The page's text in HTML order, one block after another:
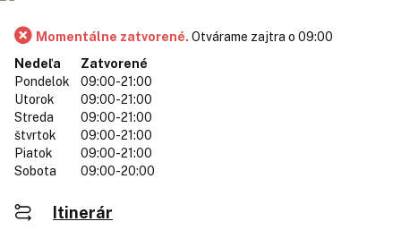
Momentálne zatvorené. Otvárame zajtra o 09:00
Nedeľa
Zatvorené
Pondelok
09:00-21:00
Utorok
09:00-21:00
Streda
09:00-21:00
štvrtok
09:00-21:00
Piatok
09:00-21:00
Sobota
09:00-20:00
Itinerár